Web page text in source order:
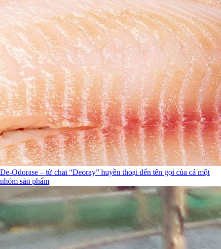
De-Odorase – từ chai “Deoray” huyền thoại đến tên gọi của cả một
nhóm sản phẩm